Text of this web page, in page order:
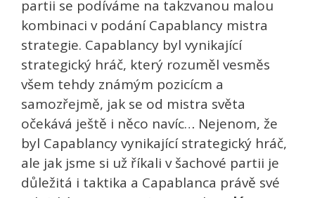
partii se podíváme na takzvanou malou
kombinaci v podání Capablancy mistra
strategie. Capablancy byl vynikající
strategický hráč, který rozuměl vesměs
všem tehdy známým pozicícm a
samozřejmě, jak se od mistra světa
očekává ještě i něco navíc… Nejenom, že
byl Capablancy vynikající strategický hráč,
ale jak jsme si už říkali v šachové partii je
důležitá i taktika a Capablanca právě své